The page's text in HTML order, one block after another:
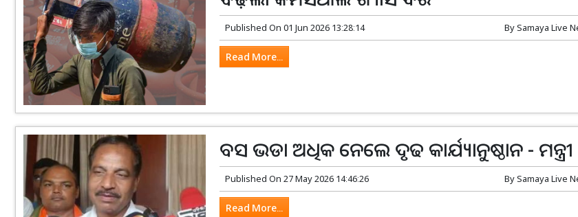
Published On 01 Jun 2026 13:28:14 BySamaya Live
Read More...
ବସ ଭଡା ଅଧିକ ନେଲେ ଦୃଢ କାର୍ଯ୍ୟାନୁଷ୍ଠାନ - ମନ୍ତ୍ରୀ
Published On 27 May 2026 14:46:26 BySamaya Live
Read More...